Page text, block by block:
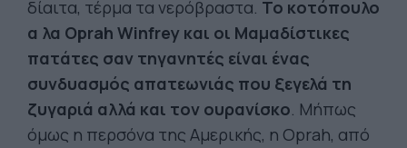
δίαιτα, τέρμα τα νερόβραστα. Το κοτόπουλο
α λα Oprah Winfrey και οι Μαμαδίστικες
πατάτες σαν τηγανητές είναι ένας
συνδυασμός απατεωνιάς που ξεγελά τη
ζυγαριά αλλά και τον ουρανίσκο. Μήπως
όμως η περσόνα της Αμερικής, η Oprah, από